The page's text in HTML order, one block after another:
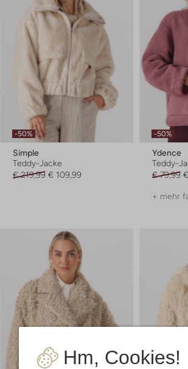
Hm, Cookies!
-50%
Simple
Teddy-Jacke
€ 219,99 € 109,99
-50%
Ydence
Teddy-
€ 79,99
+ mehr